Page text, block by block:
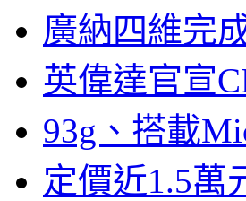
廣納四維完
英偉達官宣
93g、搭載
定價近1.5萬